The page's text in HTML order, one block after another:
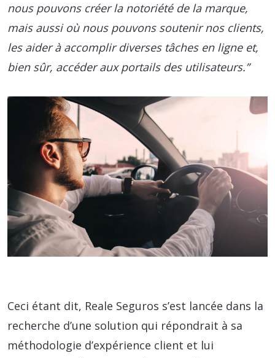
nous pouvons créer la notoriété de la marque,
mais aussi où nous pouvons soutenir nos clients,
les aider à accomplir diverses tâches en ligne et,
bien sûr, accéder aux portails des utilisateurs.”
Ceci étant dit, Reale Seguros s’est lancée dans la
recherche d’une solution qui répondrait à sa
méthodologie d’expérience client et lui